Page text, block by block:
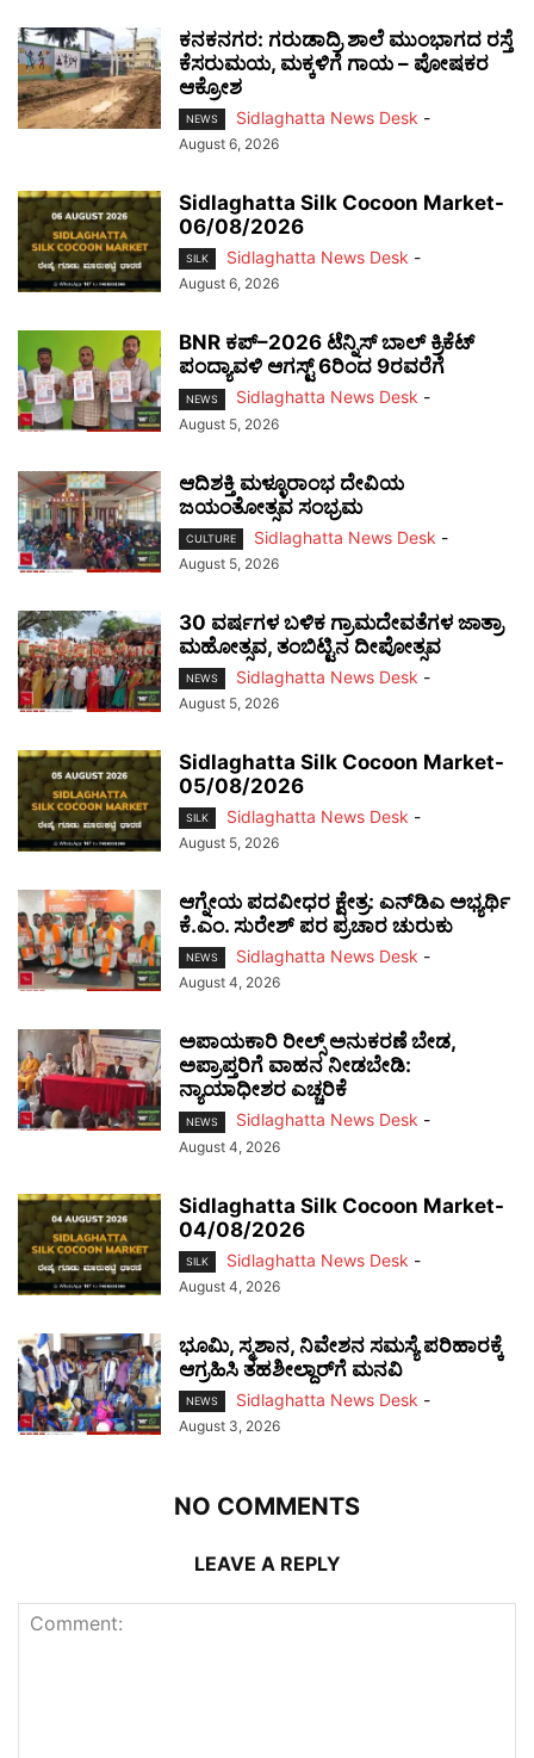
ಕನಕನಗರ: ಗರುಡಾದ್ರಿ ಶಾಲೆ ಮುಂಭಾಗದ ರಸ್ತೆ
ಕೆಸರುಮಯ, ಮಕ್ಕಳಿಗೆ ಗಾಯ – ಪೋಷಕರ
ಆಕ್ರೋಶ
NEWS Sidlaghatta News Desk -
August 6, 2026
Sidlaghatta Silk Cocoon Market-
06/08/2026
SILK Sidlaghatta News Desk -
August 6, 2026
BNR ಕಪ್–2026 ಟೆನ್ನಿಸ್ ಬಾಲ್ ಕ್ರಿಕೆಟ್
ಪಂದ್ಯಾವಳಿ ಆಗಸ್ಟ್ 6ರಿಂದ 9ರವರೆಗೆ
NEWS Sidlaghatta News Desk -
August 5, 2026
ಆದಿಶಕ್ತಿ ಮಳ್ಳೂರಾಂಭ ದೇವಿಯ
ಜಯಂತೋತ್ಸವ ಸಂಭ್ರಮ
CULTURE Sidlaghatta News Desk -
August 5, 2026
30 ವರ್ಷಗಳ ಬಳಿಕ ಗ್ರಾಮದೇವತೆಗಳ ಜಾತ್ರಾ
ಮಹೋತ್ಸವ, ತಂಬಿಟ್ಟಿನ ದೀಪೋತ್ಸವ
NEWS Sidlaghatta News Desk -
August 5, 2026
Sidlaghatta Silk Cocoon Market-
05/08/2026
SILK Sidlaghatta News Desk -
August 5, 2026
ಆಗ್ನೇಯ ಪದವೀಧರ ಕ್ಷೇತ್ರ: ಎನ್‌ಡಿಎ ಅಭ್ಯರ್ಥಿ
ಕೆ.ಎಂ. ಸುರೇಶ್ ಪರ ಪ್ರಚಾರ ಚುರುಕು
NEWS Sidlaghatta News Desk -
August 4, 2026
ಅಪಾಯಕಾರಿ ರೀಲ್ಸ್ ಅನುಕರಣೆ ಬೇಡ,
ಅಪ್ರಾಪ್ತರಿಗೆ ವಾಹನ ನೀಡಬೇಡಿ:
ನ್ಯಾಯಾಧೀಶರ ಎಚ್ಚರಿಕೆ
NEWS Sidlaghatta News Desk -
August 4, 2026
Sidlaghatta Silk Cocoon Market-
04/08/2026
SILK Sidlaghatta News Desk -
August 4, 2026
ಭೂಮಿ, ಸ್ಮಶಾನ, ನಿವೇಶನ ಸಮಸ್ಯೆ ಪರಿಹಾರಕ್ಕೆ
ಆಗ್ರಹಿಸಿ ತಹಶೀಲ್ದಾರ್‌ಗೆ ಮನವಿ
NEWS Sidlaghatta News Desk -
August 3, 2026
NO COMMENTS
LEAVE A REPLY